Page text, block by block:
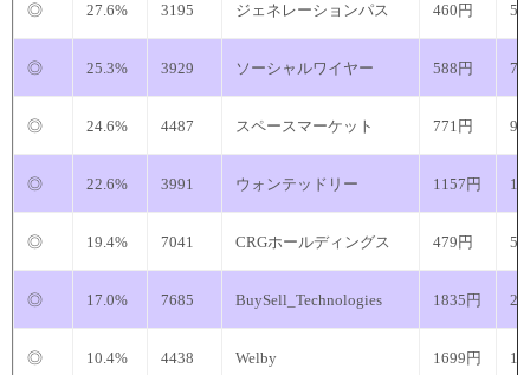
◎ 27.6% 3195 ジェネレーションパス 460円
◎ 25.3% 3929 ソーシャルワイヤー 588円
◎ 24.6% 4487 スペースマーケット 771円
◎ 22.6% 3991 ウォンテッドリー 1157円
◎ 19.4% 7041 CRGホールディングス 479円
◎ 17.0% 7685 BuySell_Technologies 1835円
◎ 10.4% 4438 Welby 1699円